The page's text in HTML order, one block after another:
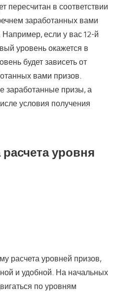
пересчитан в соответствии
заработанных вами
если у вас 12-й
уровень окажется в
будет зависеть от
вами призов.
заработанные призы, а
условия получения
уровня
расчета уровней призов,
и удобной. На начальных
по уровням